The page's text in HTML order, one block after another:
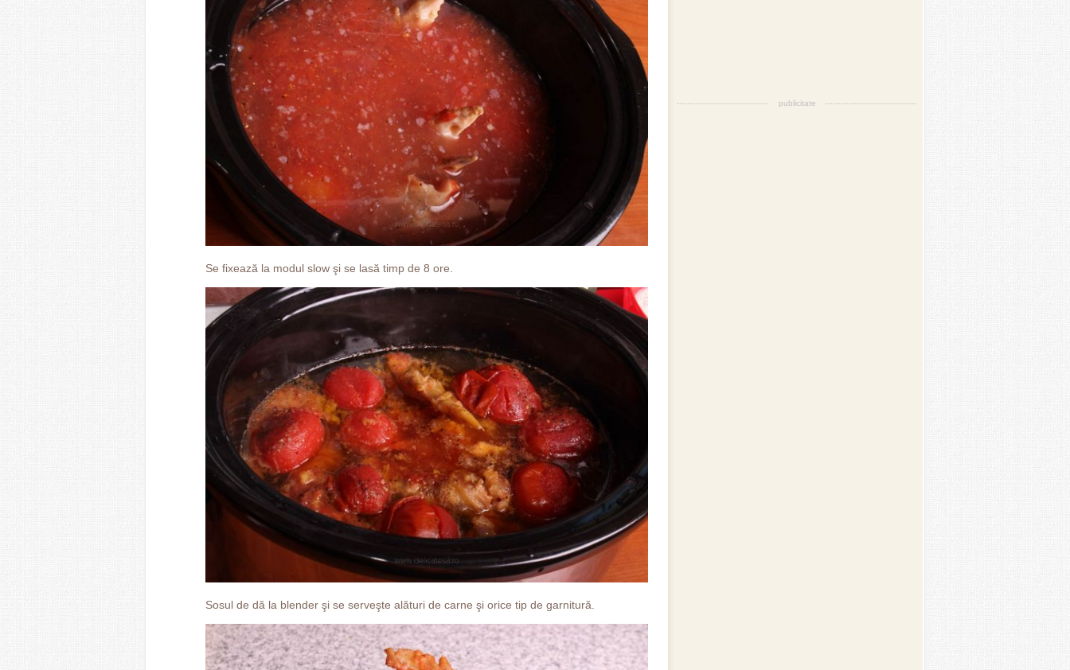
Se fixează la modul slow şi se lasă timp de 8 ore.
Sosul de dă la blender şi se serveşte alături de carne şi orice tip de garnitură.
publicitate